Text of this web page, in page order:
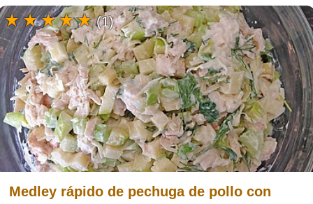
Medley rápido de pechuga de pollo con
(1)